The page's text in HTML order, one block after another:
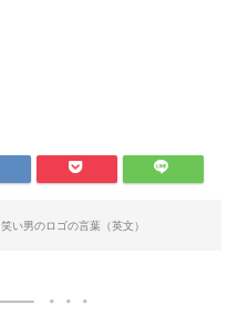
笑い男のロゴの言葉（英文）